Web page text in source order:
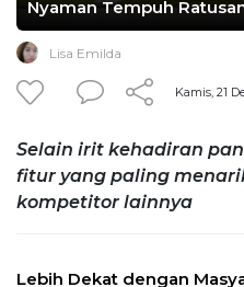
Nyaman Tempuh
Lisa Emilda
Kamis, 21
Selain irit kehadiran
fitur yang paling
kompetitor lainnya
Lebih Dekat dengan